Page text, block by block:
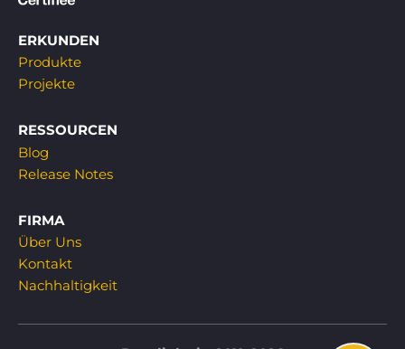
ERKUNDEN
Produkte
Projekte
RESSOURCEN
Blog
Release Notes
FIRMA
Über Uns
Kontakt
Nachhaltigkeit